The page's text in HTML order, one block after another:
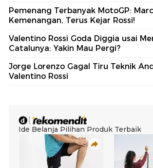
Pemenang Terbanyak MotoGP:
Kemenangan, Terus Kejar Rossi!
Valentino Rossi Goda Diggia usai
Catalunya: Yakin Mau Pergi?
Jorge Lorenzo Gagal Tiru Teknik
Valentino Rossi